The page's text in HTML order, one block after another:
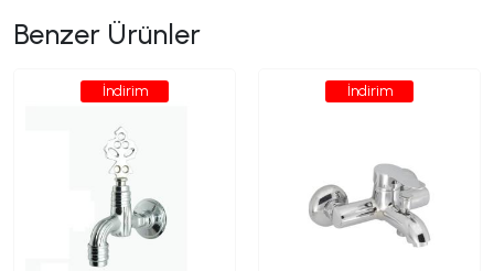
Benzer Ürünler
İndirim İndirim